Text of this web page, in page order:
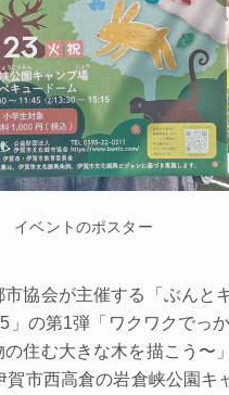
イベントのポスター
協会が主催する「ぶんと
」の第1弾「ワクワクでっ
の住む大きな木を描こう〜
賀市西高倉の岩倉峡公園キ